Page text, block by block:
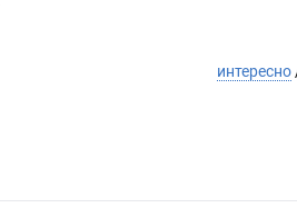
интересно